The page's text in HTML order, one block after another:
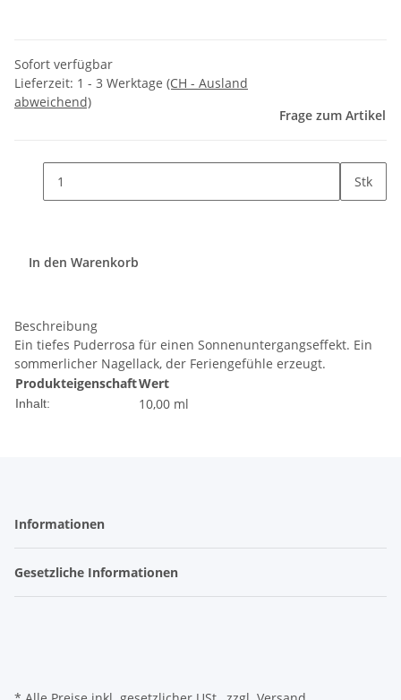
Sofort verfügbar
Lieferzeit: 1 - 3 Werktage (CH - Ausland
abweichend)
Frage zum Artikel
Stk
In den Warenkorb
Beschreibung
Ein tiefes Puderrosa für einen Sonnenuntergangseffekt. Ein
sommerlicher Nagellack, der Feriengefühle erzeugt.
ProdukteigenschaftWert
Inhalt: 10,00 ml
Informationen
Gesetzliche Informationen